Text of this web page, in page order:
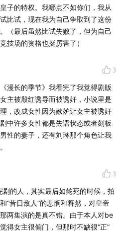
子的特权。我哪点不如你们，我从
比试，现在我为自己争取到了这份
（最后虽然比试失败了，但为自己
技场的资格也挺厉害了）
3
漫长的季节》我看完了我觉得剧版
主被殷红诱导而被诱奸，小说里是
，改成女性因为嫉妒让女主被诱奸
中许多女性都是失语状态或者刻板
性的妻子，还有刘琳那个角色让我
3
剧的人，其实最后如懿死的时候，拍
“昔日敌人”的悲悯和释然，对皇帝
两集演的是真不错。由于本人对be
得女主很偏门，但那时不缺很“正”